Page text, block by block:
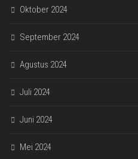
Oktober 2024
September 2024
Agustus 2024
Juli 2024
Juni 2024
Mei 2024